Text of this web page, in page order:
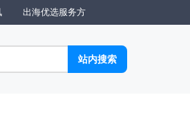
出海优选服务方